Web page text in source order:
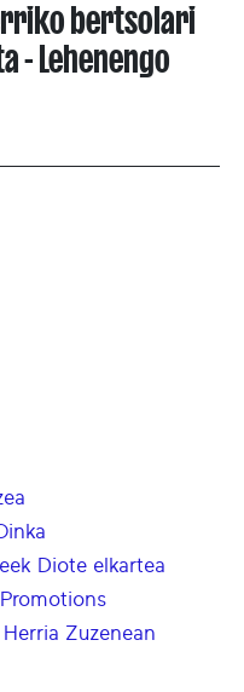
bertsolari
- Lehenengo
Diote elkartea
Herria Zuzenean